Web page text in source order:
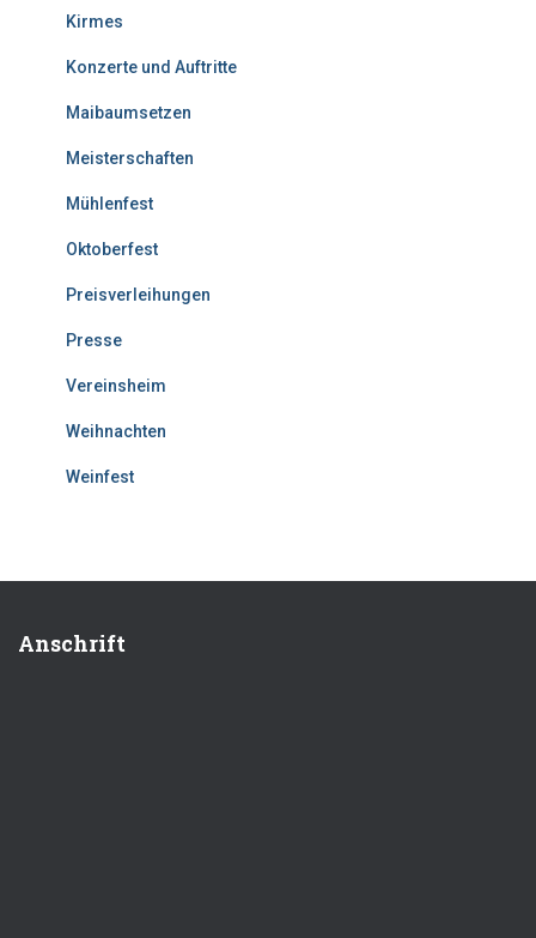
Kirmes
Konzerte und Auftritte
Maibaumsetzen
Meisterschaften
Mühlenfest
Oktoberfest
Preisverleihungen
Presse
Vereinsheim
Weihnachten
Weinfest
Anschrift